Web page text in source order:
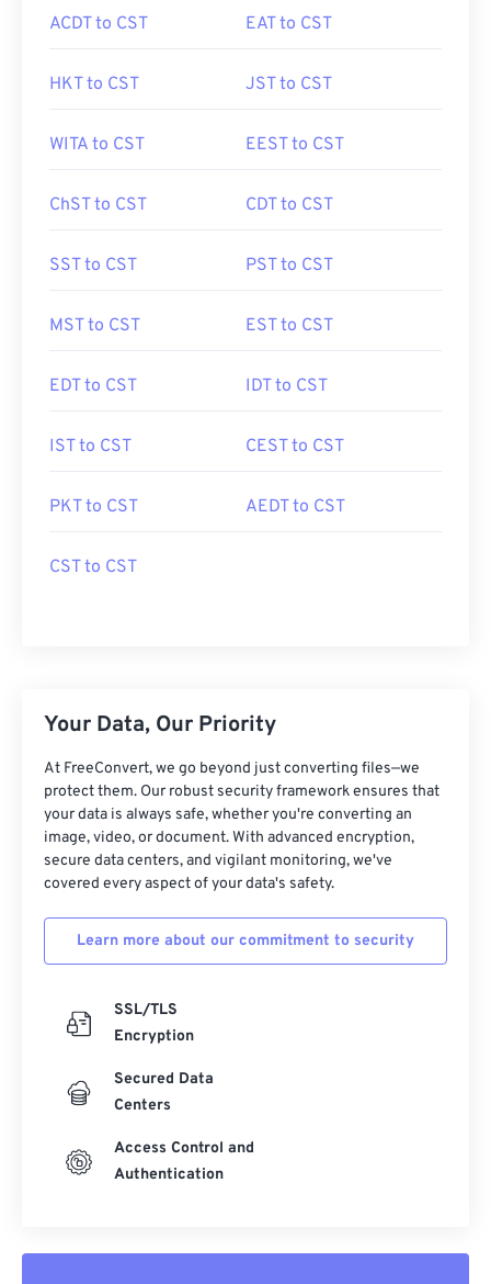
ACDT to CST EAT to CST
HKT to CST JST to CST
WITA to CST EEST to CST
ChST to CST CDT to CST
SST to CST PST to CST
MST to CST EST to CST
EDT to CST IDT to CST
IST to CST CEST to CST
PKT to CST AEDT to CST
CST to CST
Your Data, Our Priority
At FreeConvert, we go beyond just converting files—we
protect them. Our robust security framework ensures that
your data is always safe, whether you're converting an
image, video, or document. With advanced encryption,
secure data centers, and vigilant monitoring, we've
covered every aspect of your data's safety.
Learn more about our commitment to security
SSL/TLS
Encryption
Secured Data
Centers
Access Control and
Authentication